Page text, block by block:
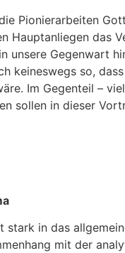
Pionierarbeiten
das
unsere Gegenwart
keineswegs so,
Im Gegenteil –
sollen in dieser
in das
mit der